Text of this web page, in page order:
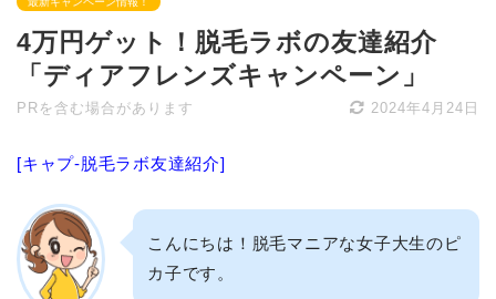
4万円ゲット！脱毛ラボの友達紹介
「ディアフレンズキャンペーン」
PRを含む場合があります 2024年4月24日
[キャプ-脱毛ラボ友達紹介]
こんにちは！脱毛マニアな女子大生のピ
カ子です。